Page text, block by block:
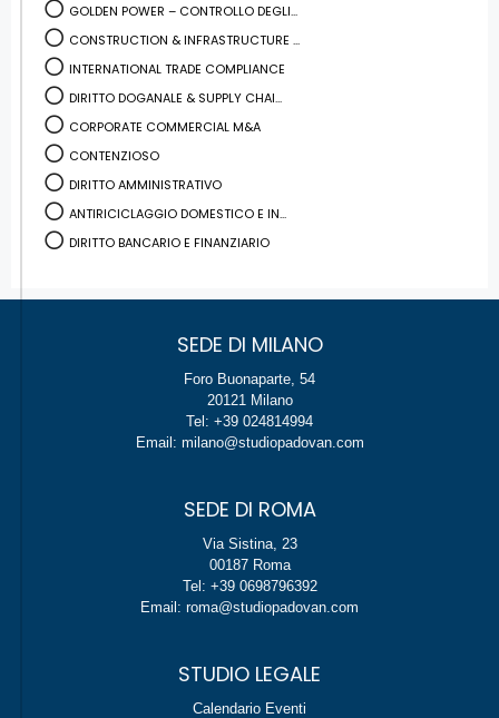
GOLDEN POWER – CONTROLLO DEGLI...
CONSTRUCTION & INFRASTRUCTURE ...
INTERNATIONAL TRADE COMPLIANCE
DIRITTO DOGANALE & SUPPLY CHAI...
CORPORATE COMMERCIAL M&A
CONTENZIOSO
DIRITTO AMMINISTRATIVO
ANTIRICICLAGGIO DOMESTICO E IN...
DIRITTO BANCARIO E FINANZIARIO
SEDE DI MILANO
Foro Buonaparte, 54
20121 Milano
Tel: +39 024814994
Email: milano@studiopadovan.com
SEDE DI ROMA
Via Sistina, 23
00187 Roma
Tel: +39 0698796392
Email: roma@studiopadovan.com
STUDIO LEGALE
Calendario Eventi